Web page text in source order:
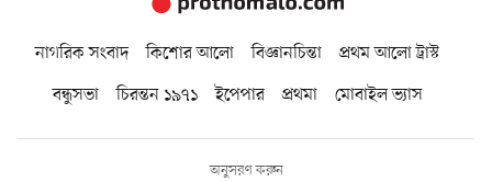
নাগরিক সংবাদ কিশোর আলো বিজ্ঞানচিন্তা
প্রথম আলো ট্রাস্ট
বন্ধুসভা
চিরন্তন ১৯৭১ ইপেপার প্রথমা মোবাইল ভ্যাস
অনুসরণ করুন